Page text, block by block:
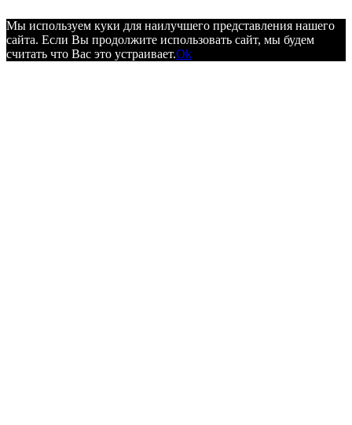
Мы используем куки для наилучшего представления нашего
сайта. Если Вы продолжите использовать сайт, мы будем
считать что Вас это устраивает.Ok